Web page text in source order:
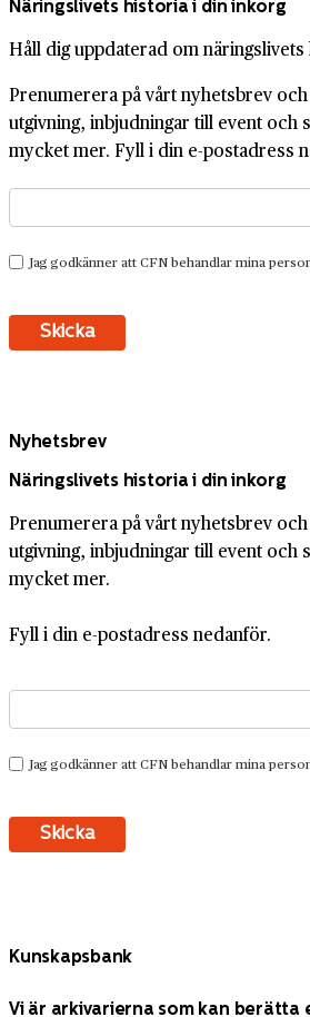
Näringslivets historia i din inkorg
Håll dig uppdaterad om
Prenumerera på vårt nyhetsbrev
utgivning, inbjudningar till event och
mycket mer. Fyll i din e-postadress
Nyhetsbrev
Näringslivets historia i din inkorg
Prenumerera på vårt nyhetsbrev
utgivning, inbjudningar till event och
mycket mer.
Fyll i din e-postadress nedanför.
Kunskapsbank
Vi är arkivarierna som kan berätta